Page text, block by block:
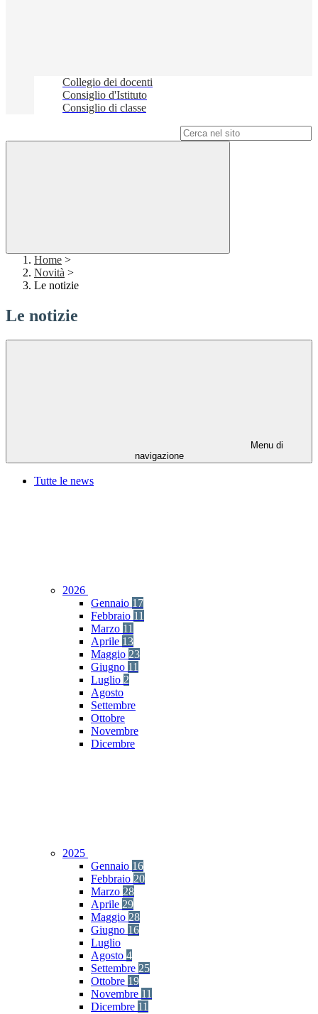
Collegio dei docenti
Consiglio d'Istituto
Consiglio di classe
Home >
Novità >
Le notizie
Le notizie
Menu di
navigazione
Tutte le news
2026
Gennaio 17
Febbraio 11
Marzo 11
Aprile 13
Maggio 23
Giugno 11
Luglio 2
Agosto
Settembre
Ottobre
Novembre
Dicembre
2025
Gennaio 16
Febbraio 20
Marzo 28
Aprile 29
Maggio 28
Giugno 16
Luglio
Agosto 4
Settembre 25
Ottobre 19
Novembre 11
Dicembre 11